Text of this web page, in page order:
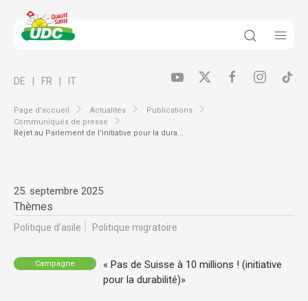
Page d’accueil Actualités
Publications
Communiqués de presse
Rejet au Parlement de l’initiative pour la dura...
DE FR IT
25. septembre 2025
Thèmes
Politique d’asile Politique migratoire
Campagne
« Pas de Suisse à 10 millions ! (initiative
pour la durabilité)»